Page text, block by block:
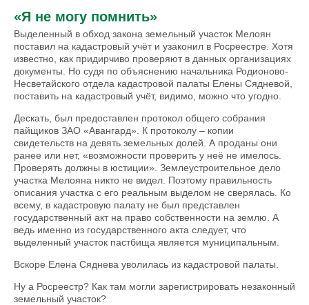
«Я не могу помнить»
Выделенный в обход закона земельный участок Мелоян
поставил на кадастровый учёт и узаконил в Росреестре. Хотя
известно, как придирчиво проверяют в данных организациях
документы. Но судя по объяснению начальника Родионово-
Несветайского отдела кадастровой палаты Елены Сядневой,
поставить на кадастровый учёт, видимо, можно что угодно.
Дескать, был предоставлен протокол общего собрания
пайщиков ЗАО «Авангард». К протоколу – копии
свидетельств на девять земельных долей. А проданы они
ранее или нет, «возможности проверить у неё не имелось.
Проверять должны в юстиции». Землеустроительное дело
участка Мелояна никто не видел. Поэтому правильность
описания участка с его реальным выделом не сверялась. Ко
всему, в кадастровую палату не был представлен
государственный акт на право собственности на землю. А
ведь именно из государственного акта следует, что
выделенный участок пастбища является муниципальным.
Вскоре Елена Сяднева уволилась из кадастровой палаты.
Ну а Росреестр? Как там могли зарегистрировать незаконный
земельный участок?